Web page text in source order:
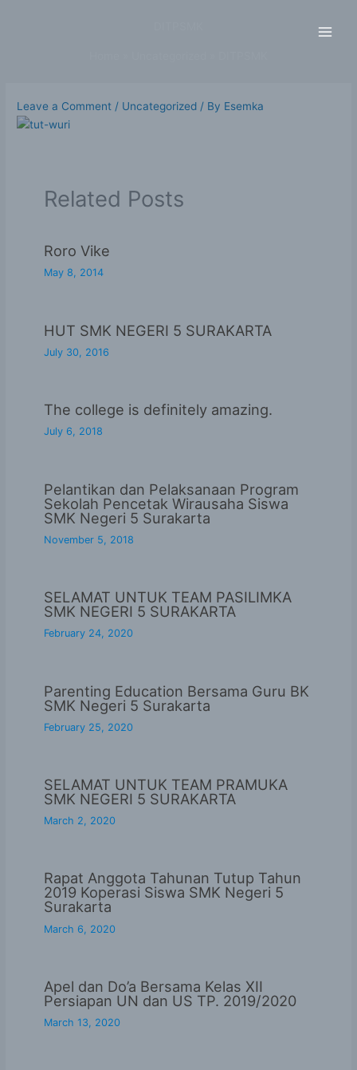
Leave a Comment / Uncategorized / By Esemka
Related Posts
Roro Vike
May 8, 2014
HUT SMK NEGERI 5 SURAKARTA
July 30, 2016
The college is definitely amazing.
July 6, 2018
Pelantikan dan Pelaksanaan Program
Sekolah Pencetak Wirausaha Siswa
SMK Negeri 5 Surakarta
November 5, 2018
SELAMAT UNTUK TEAM PASILIMKA
SMK NEGERI 5 SURAKARTA
February 24, 2020
Parenting Education Bersama Guru BK
SMK Negeri 5 Surakarta
February 25, 2020
SELAMAT UNTUK TEAM PRAMUKA
SMK NEGERI 5 SURAKARTA
March 2, 2020
Rapat Anggota Tahunan Tutup Tahun
2019 Koperasi Siswa SMK Negeri 5
Surakarta
March 6, 2020
Apel dan Do’a Bersama Kelas XII
Persiapan UN dan US TP. 2019/2020
March 13, 2020